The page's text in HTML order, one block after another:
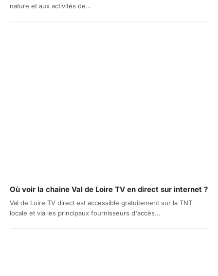
nature et aux activités de...
Où voir la chaine Val de Loire TV en direct sur internet ?
Val de Loire TV direct est accessible gratuitement sur la TNT
locale et via les principaux fournisseurs d'accès...